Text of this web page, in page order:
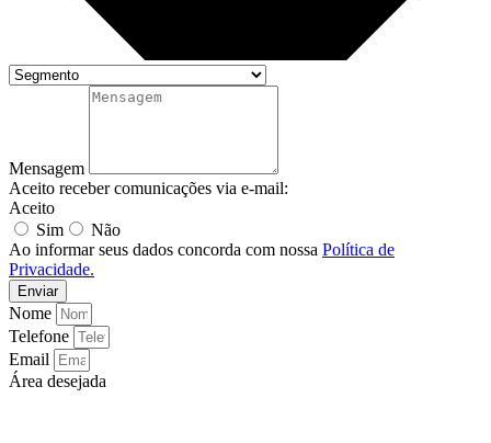
Mensagem
Aceito receber comunicações via e-mail:
Aceito
Sim
Não
Ao informar seus dados concorda com nossa Política de
Privacidade.
Enviar
Nome
Telefone
Email
Área desejada